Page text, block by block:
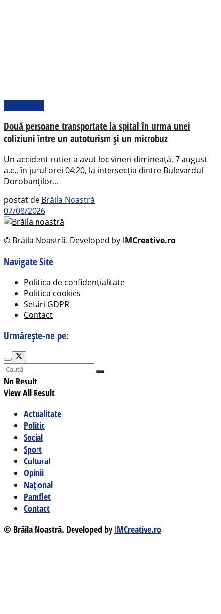
Două persoane transportate la spital în urma unei
coliziuni între un autoturism și un microbuz
Un accident rutier a avut loc vineri dimineață, 7 august
a.c., în jurul orei 04:20, la intersecția dintre Bulevardul
Dorobanților...
postat de Brăila Noastră
07/08/2026
© Brăila Noastră. Developed by IMCreative.ro
Navigate Site
Politica de confidențialitate
Politica cookies
Setări GDPR
Contact
Urmărește-ne pe:
No Result
View All Result
Actualitate
Politic
Social
Sport
Cultural
Opinii
Național
Pamflet
Contact
© Brăila Noastră. Developed by IMCreative.ro